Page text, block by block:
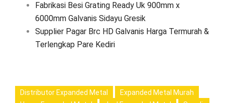
Fabrikasi Besi Grating Ready Uk 900mm x
6000mm Galvanis Sidayu Gresik
Supplier Pagar Brc HD Galvanis Harga Termurah &
Terlengkap Pare Kediri
Distributor Expanded Metal
Expanded Metal Murah